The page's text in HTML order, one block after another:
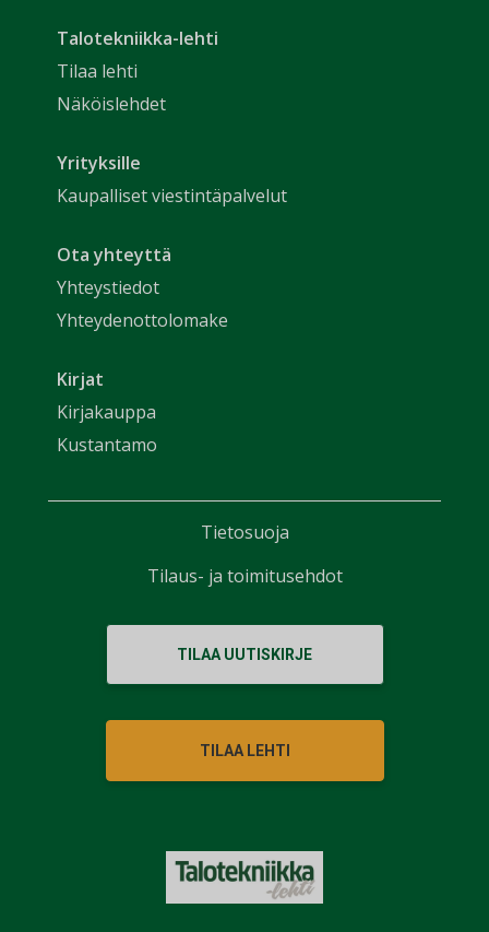
Talotekniikka-lehti
Tilaa lehti
Näköislehdet
Yrityksille
Kaupalliset viestintäpalvelut
Ota yhteyttä
Yhteystiedot
Yhteydenottolomake
Kirjat
Kirjakauppa
Kustantamo
TILAA UUTISKIRJE
TILAA LEHTI
Tietosuoja
Tilaus- ja toimitusehdot